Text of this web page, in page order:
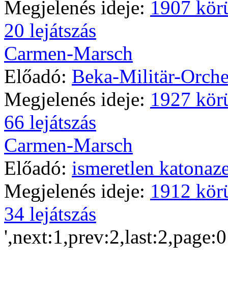
Megjelenés ideje: 1907
20 lejátszás
Carmen-Marsch
Előadó: Beka-Militär-
Megjelenés ideje: 1927
66 lejátszás
Carmen-Marsch
Előadó: ismeretlen
Megjelenés ideje: 1912
34 lejátszás